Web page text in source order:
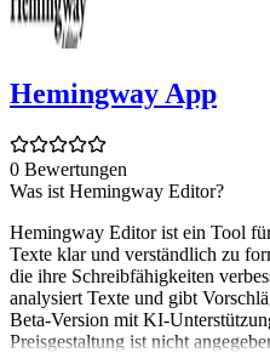
Hemingway App
0 Bewertungen
Was ist Hemingway Editor?
Hemingway Editor ist ein Tool
Texte klar und verständlich zu
die ihre Schreibfähigkeiten
analysiert Texte und gibt
Beta-Version mit KI-
Preisgestaltung ist nicht